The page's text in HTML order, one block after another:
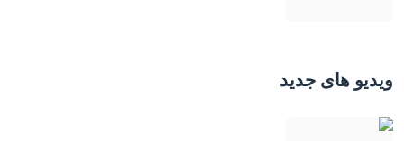
ویدیو های جدید